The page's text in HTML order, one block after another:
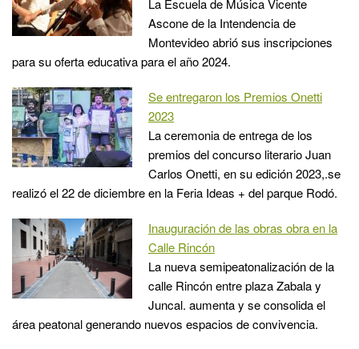
Ascone de la Intendencia de
Montevideo abrió sus inscripciones
para su oferta educativa para el año 2024.
Se entregaron los Premios Onetti
2023
La ceremonia de entrega de los
premios del concurso literario Juan
Carlos Onetti, en su edición 2023,.se
realizó el 22 de diciembre en la Feria Ideas + del parque Rodó.
Inauguración de las obras obra en la
Calle Rincón
La nueva semipeatonalización de la
calle Rincón entre plaza Zabala y
Juncal. aumenta y se consolida el
área peatonal generando nuevos espacios de convivencia.